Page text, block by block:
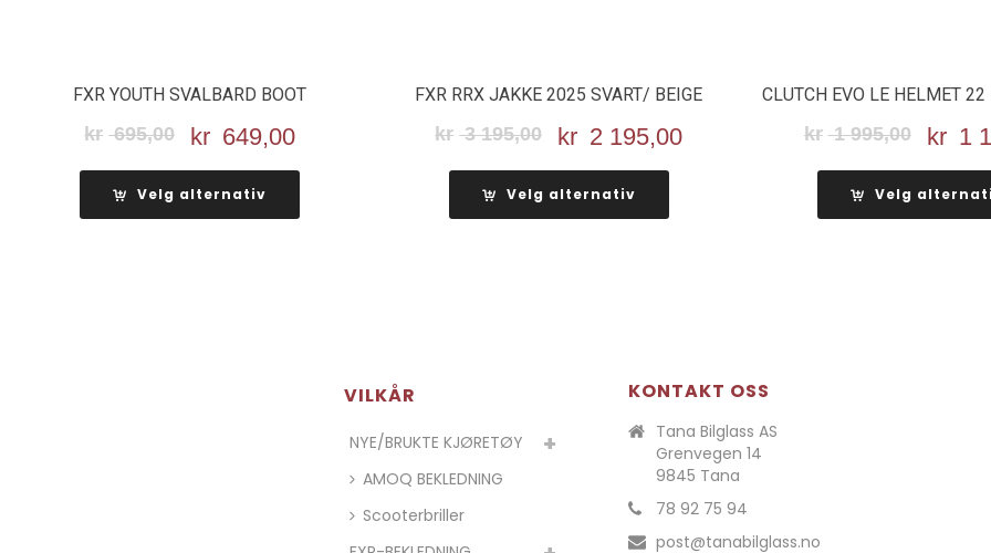
FXR YOUTH SVALBARD BOOT
kr 695,00
Opprinnelig
pris
var:
kr 695,00.
kr 649,00Nåværende
pris
kr 649,00.
Velg alternativ
FXR RRX JAKKE 2025 SVART/ BEIGE
kr 3 195,00
Opprinnelig
pris
var:
kr 3
kr 2 195,00Nåværende
Velg alternativ
CLUTCH EVO LE HELMET 22
kr 1 995,00
pris
var:
kr 1
kr 1
Velg
VILKÅR
NYE/BRUKTE KJØRETØY
AMOQ BEKLEDNING
Scooterbriller
KONTAKT OSS
Tana Bilglass AS
Grenvegen 14
9845 Tana
78 92 75 94
post@tanabilglass.no